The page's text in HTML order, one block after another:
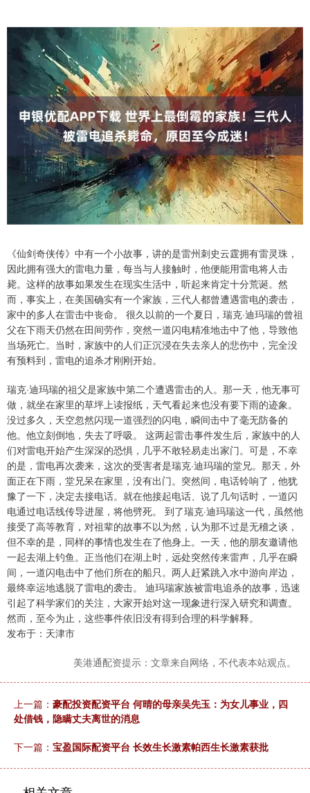
《仙剑奇侠传》中有一个小故事，讲的是雷州刺史云霆拥有雷灵珠，
因此拥有强大的雷电力量，每当与人接触时，他便能用雷电将人击
毙。这样的故事如果发生在现实生活中，听起来肯定十分荒诞。然
而，事实上，在美国确实有一个家族，三代人都曾遭遇雷电的袭击，
家中的多人在雷击中丧命。 很久以前的一个夏日，瑞克·迪玛瑞的曾祖
父在下雨天仍然在田间劳作，突然一道闪电精准地击中了他，导致他
当场死亡。当时，家族中的人们正沉浸在失去亲人的悲伤中，完全没
有预料到，雷电的追杀才刚刚开始。
瑞克·迪玛瑞的祖父是家族中第二个遭遇雷击的人。那一天，他无事可
做，就坐在家里的草坪上读报纸，天气看起来也没有要下雨的迹象。
没过多久，天空忽然闪现一道强烈的闪电，瞬间击中了毫无防备的
他。他立刻倒地，失去了呼吸。 这两起雷击事件发生后，家族中的人
们对雷电开始产生深深的恐惧，几乎不敢轻易走出家门。可是，不幸
的是，雷电再次袭来，这次的受害者是瑞克·迪玛瑞的堂兄。那天，外
面正在下雨，堂兄呆在家里，没有出门。突然间，电话铃响了，他犹
豫了一下，决定去接电话。就在他接起电话、说了几句话时，一道闪
电通过电话线传导进屋，将他劈死。 到了瑞克·迪玛瑞这一代，虽然他
接受了高等教育，对祖辈的故事不以为然，认为那不过是无稽之谈，
但不幸的是，同样的事情也发生在了他身上。一天，他的朋友邀请他
一起去湖上钓鱼。正当他们在湖上时，远处突然传来雷声，几乎在瞬
间，一道闪电击中了他们所在的船只。两人赶紧跳入水中游向岸边，
最终幸运地逃脱了雷电的袭击。 迪玛瑞家族被雷电追杀的故事，迅速
引起了科学家们的关注，大家开始对这一现象进行深入研究和调查。
然而，至今为止，这些事件依旧没有得到合理的科学解释。
发布于：天津市
美港通配资提示：文章来自网络，不代表本站观点。
上一篇： 豪配投资配资平台 何晴的母亲吴先玉：为女儿事业，四
处借钱，隐瞒丈夫离世的消息
下一篇： 宝盈国际配资平台 长效生长激素帕西生长激素获批